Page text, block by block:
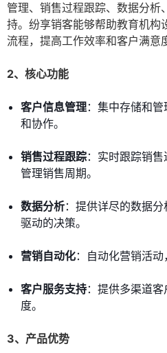
管理、销售过程跟踪、数据分析
持。纷享销客能够帮助教育机构
流程，提高工作效率和客户满意
2、核心功能
客户信息管理：集中存储和
和协作。
销售过程跟踪：实时跟踪销
管理销售周期。
数据分析：提供详尽的数据
驱动的决策。
营销自动化：自动化营销活动
客户服务支持：提供多渠道
度。
3、产品优势